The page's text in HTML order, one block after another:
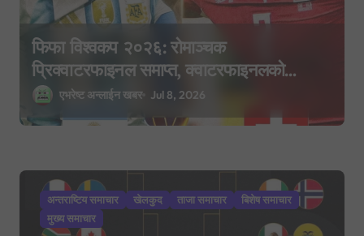
फिफा विश्वकप २०२६: रोमाञ्चक
प्रिक्वाटरफाइनल समाप्त, क्वाटरफाइनलको
समीकरण पूरा
एभरेष्ट अन्लाईन खबर Jul 8, 2026
अन्तराष्टिय समाचार खेलकुद ताजा समाचार
बिशेष समाचार
मुख्य समाचार